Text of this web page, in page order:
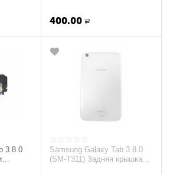
400.00 Р
3 8.0
Samsung Galaxy Tab 3 8.0
(SM-T311) Задняя крышка